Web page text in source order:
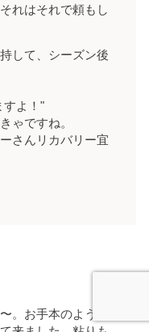
れはそれで頼もし
して、シーズン後
すよ！"
ゃですね。
さんリカバリー宜
。お手本のように